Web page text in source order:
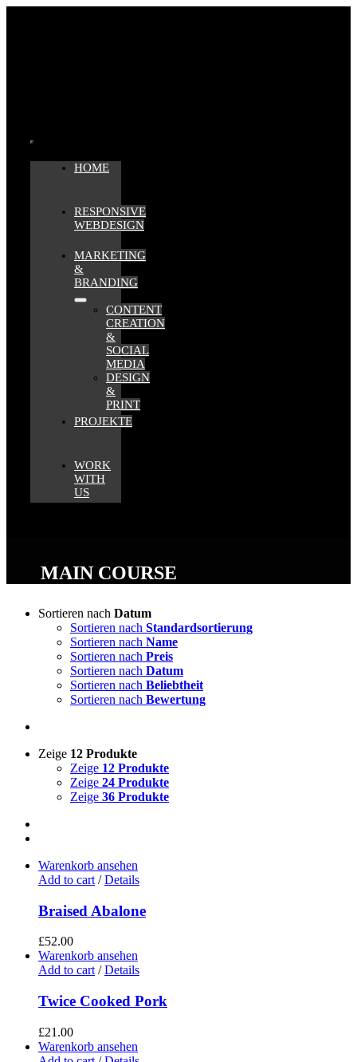
Toggle
Navigation
HOME
RESPONSIVE
WEBDESIGN
MARKETING
&
BRANDING
CONTENT
CREATION
&
SOCIAL
MEDIA
DESIGN
&
PRINT
PROJEKTE
WORK
WITH
US
MAIN COURSE
Sortieren nach Datum
Sortieren nach Standardsortierung
Sortieren nach Name
Sortieren nach Preis
Sortieren nach Datum
Sortieren nach Beliebtheit
Sortieren nach Bewertung
Zeige 12 Produkte
Zeige 12 Produkte
Zeige 24 Produkte
Zeige 36 Produkte
Warenkorb ansehen
Add to cart / Details
Braised Abalone
£52.00
Warenkorb ansehen
Add to cart / Details
Twice Cooked Pork
£21.00
Warenkorb ansehen